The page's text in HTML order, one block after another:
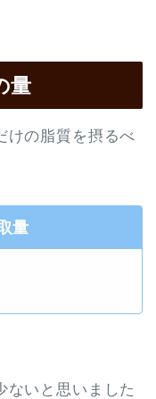
量
けの脂質を摂るべ
量
ないと思いました